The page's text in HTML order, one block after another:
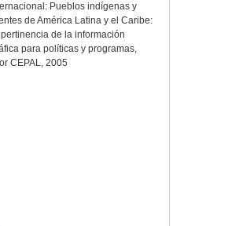
Pueblos indígenas y
de América Latina y el Caribe:
de la información
para políticas y programas,
CEPAL, 2005